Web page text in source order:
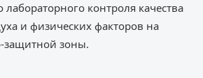
лабораторного контроля качества
и физических факторов на
защитной зоны.